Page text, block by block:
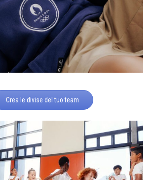
Crea le divise del tuo team